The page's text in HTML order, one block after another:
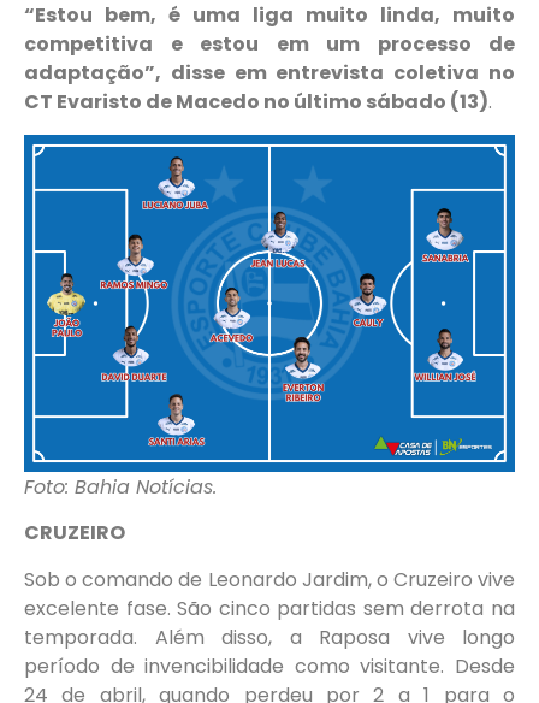
“Estou bem, é uma liga muito linda, muito
competitiva e estou em um processo de
adaptação”, disse em entrevista coletiva no
CT Evaristo de Macedo no último sábado (13).
Foto: Bahia Notícias.
CRUZEIRO
Sob o comando de Leonardo Jardim, o Cruzeiro vive
excelente fase. São cinco partidas sem derrota na
temporada. Além disso, a Raposa vive longo
período de invencibilidade como visitante. Desde
24 de abril, quando perdeu por 2 a 1 para o